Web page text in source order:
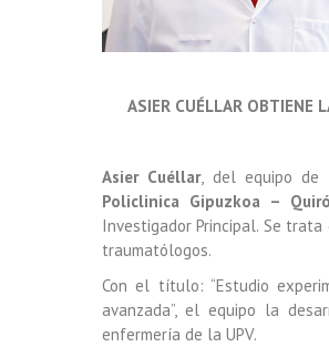
ASIER CUÉLLAR OBTIENE
Asier Cuéllar, del equipo de
Policlinica Gipuzkoa –
Investigador Principal. Se
traumatólogos.
Con el título: “Estudio
avanzada”, el equipo la
enfermería de la UPV.